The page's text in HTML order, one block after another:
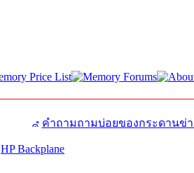
คำถามถามบ่อยของกระดานข่
HP Backplane